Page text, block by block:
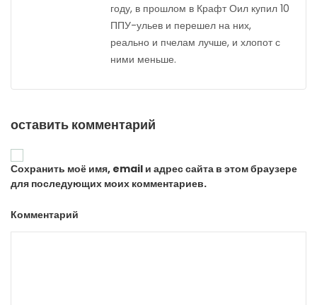
году, в прошлом в Крафт Оил купил 10
ППУ-ульев и перешел на них,
реально и пчелам лучше, и хлопот с
ними меньше.
оставить комментарий
Сохранить моё имя, email и адрес сайта в этом браузере
для последующих моих комментариев.
Комментарий